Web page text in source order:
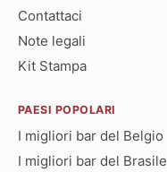
Contattaci
Note legali
Kit Stampa
PAESI POPOLARI
I migliori bar del Belgio
I migliori bar del Brasile